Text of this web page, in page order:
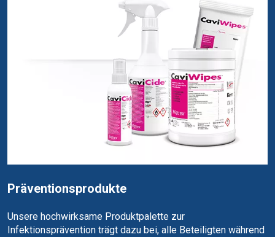
Präventionsprodukte
Unsere hochwirksame Produktpalette zur
Infektionsprävention trägt dazu bei, alle Beteiligten während